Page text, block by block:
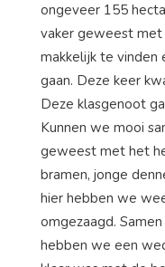
ongeveer 155
vaker geweest
makkelijk te vinden
gaan. Deze keer
Deze klasgenoot
Kunnen we mooi
geweest met het
bramen, jonge
hier hebben we
omgezaagd.
hebben we een